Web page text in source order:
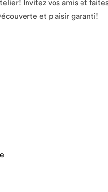
Invitez vos amis et
et plaisir garanti!